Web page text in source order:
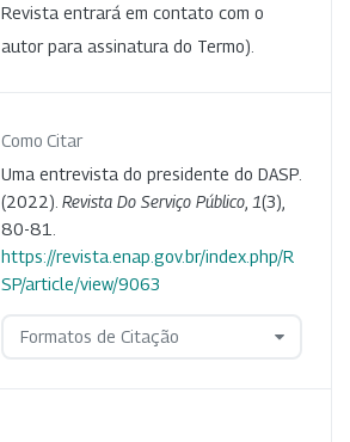
Revista entrará em contato com o
autor para assinatura do Termo).
Como Citar
Uma entrevista do presidente do DASP.
(2022). Revista Do Serviço Público 1(3),
80-81.
https://revista.enap.gov.br/index.php/R
SP/article/view/9063
Formatos de Citação